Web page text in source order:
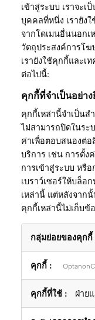
เข้าสู่ระบบ เราจะ
บุคคลที่หนึ่ง เรายัง
จากโดเมนอื่นนอกเ
วัตถุประสงค์การโฆ
เรายังใช้คุกกี้และเ
ต่อไปนี้:
คุกกี้ที่จำเป็นอย่าง
คุกกี้เหล่านี้จำเป็นส
ไม่สามารถปิดในระ
ค่าเพื่อตอบสนองต่
บริการ เช่น การตั้
การเข้าสู่ระบบ หรื
เบราว์เซอร์ให้บล็อ
เหล่านี้ แต่หลังจาก
คุกกี้เหล่านี้ไม่เก็บ
จำเป็น
อย่าง
ฝ่าย